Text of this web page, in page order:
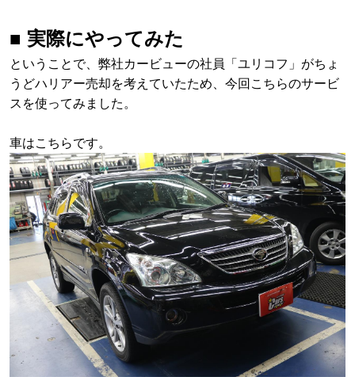
■ 実際にやってみた
ということで、弊社カービューの社員「ユリコフ」がちょ
うどハリアー売却を考えていたため、今回こちらのサービ
スを使ってみました。
車はこちらです。